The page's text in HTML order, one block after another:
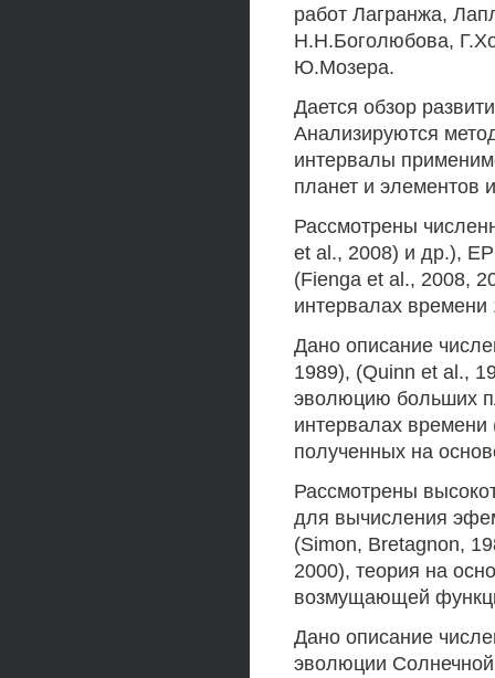
работ Лагранжа,
Н.Н.Боголюбова,
Ю.Мозера.
Дается обзор
Анализируются
интервалы
планет и элементов
Рассмотрены
et al., 2008) и др.),
(Fienga et al., 2008,
интервалах
Дано описание
1989), (Quinn et al.,
эволюцию больших
интервалах
полученных на
Рассмотрены
для вычисления
(Simon, Bretagnon,
2000), теория на
возмущающей
Дано описание
эволюции